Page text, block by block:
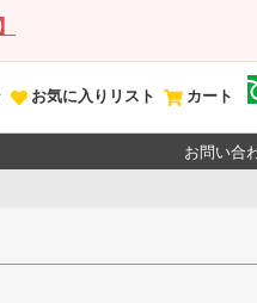
お気に入りリスト カート
お問い合